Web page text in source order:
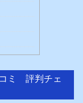
ミ 評判チェ